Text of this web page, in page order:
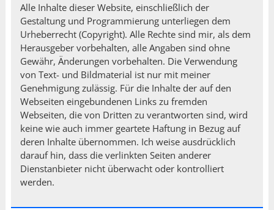
Alle Inhalte dieser Website, einschließlich der
Gestaltung und Programmierung unterliegen dem
Urheberrecht (Copyright). Alle Rechte sind mir, als dem
Herausgeber vorbehalten, alle Angaben sind ohne
Gewähr, Änderungen vorbehalten. Die Verwendung
von Text- und Bildmaterial ist nur mit meiner
Genehmigung zulässig. Für die Inhalte der auf den
Webseiten eingebundenen Links zu fremden
Webseiten, die von Dritten zu verantworten sind, wird
keine wie auch immer geartete Haftung in Bezug auf
deren Inhalte übernommen. Ich weise ausdrücklich
darauf hin, dass die verlinkten Seiten anderer
Dienstanbieter nicht überwacht oder kontrolliert
werden.